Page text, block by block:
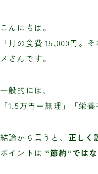
こんにちは。
「月の食費 15,000円。
メさんです。
一般的には、
「1.5万円＝無理」「栄
結論から言うと、 正しく
ポイントは “節約”では